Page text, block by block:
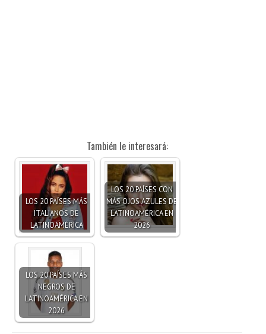
También le interesará:
LOS 20 PAÍSES MÁS
ITALIANOS DE
LATINOAMÉRICA
LOS 20 PAÍSES CON
MÁS OJOS AZULES DE
LATINOAMÉRICA EN
2026
LOS 20 PAÍSES MÁS
NEGROS DE
LATINOAMÉRICA EN
2026